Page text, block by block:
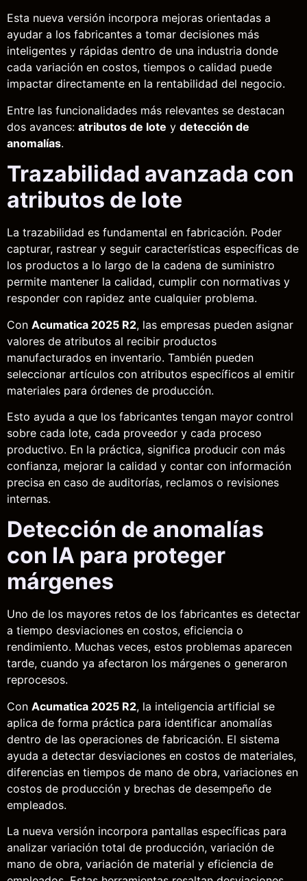
Esta nueva versión incorpora mejoras orientadas a
ayudar a los fabricantes a tomar decisiones más
inteligentes y rápidas dentro de una industria donde
cada variación en costos, tiempos o calidad puede
impactar directamente en la rentabilidad del negocio.
Entre las funcionalidades más relevantes se destacan
dos avances: atributos de lote y detección de
anomalías.
Trazabilidad avanzada con
atributos de lote
La trazabilidad es fundamental en fabricación. Poder
capturar, rastrear y seguir características específicas de
los productos a lo largo de la cadena de suministro
permite mantener la calidad, cumplir con normativas y
responder con rapidez ante cualquier problema.
Con Acumatica 2025 R2, las empresas pueden asignar
valores de atributos al recibir productos
manufacturados en inventario. También pueden
seleccionar artículos con atributos específicos al emitir
materiales para órdenes de producción.
Esto ayuda a que los fabricantes tengan mayor control
sobre cada lote, cada proveedor y cada proceso
productivo. En la práctica, significa producir con más
confianza, mejorar la calidad y contar con información
precisa en caso de auditorías, reclamos o revisiones
internas.
Detección de anomalías
con IA para proteger
márgenes
Uno de los mayores retos de los fabricantes es detectar
a tiempo desviaciones en costos, eficiencia o
rendimiento. Muchas veces, estos problemas aparecen
tarde, cuando ya afectaron los márgenes o generaron
reprocesos.
Con Acumatica 2025 R2, la inteligencia artificial se
aplica de forma práctica para identificar anomalías
dentro de las operaciones de fabricación. El sistema
ayuda a detectar desviaciones en costos de materiales,
diferencias en tiempos de mano de obra, variaciones en
costos de producción y brechas de desempeño de
empleados.
La nueva versión incorpora pantallas específicas para
analizar variación total de producción, variación de
mano de obra, variación de material y eficiencia de